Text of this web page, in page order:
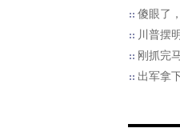
傻眼了
川普摆
刚抓完
出军拿